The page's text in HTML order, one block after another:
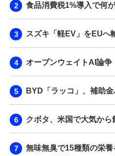
食品消費税1%導入で何
スズキ「軽EV」をEUへ
オープンウェイトAI論争
BYD「ラッコ」、補助
クボタ、米国で大気から
無味無臭で15種類の栄